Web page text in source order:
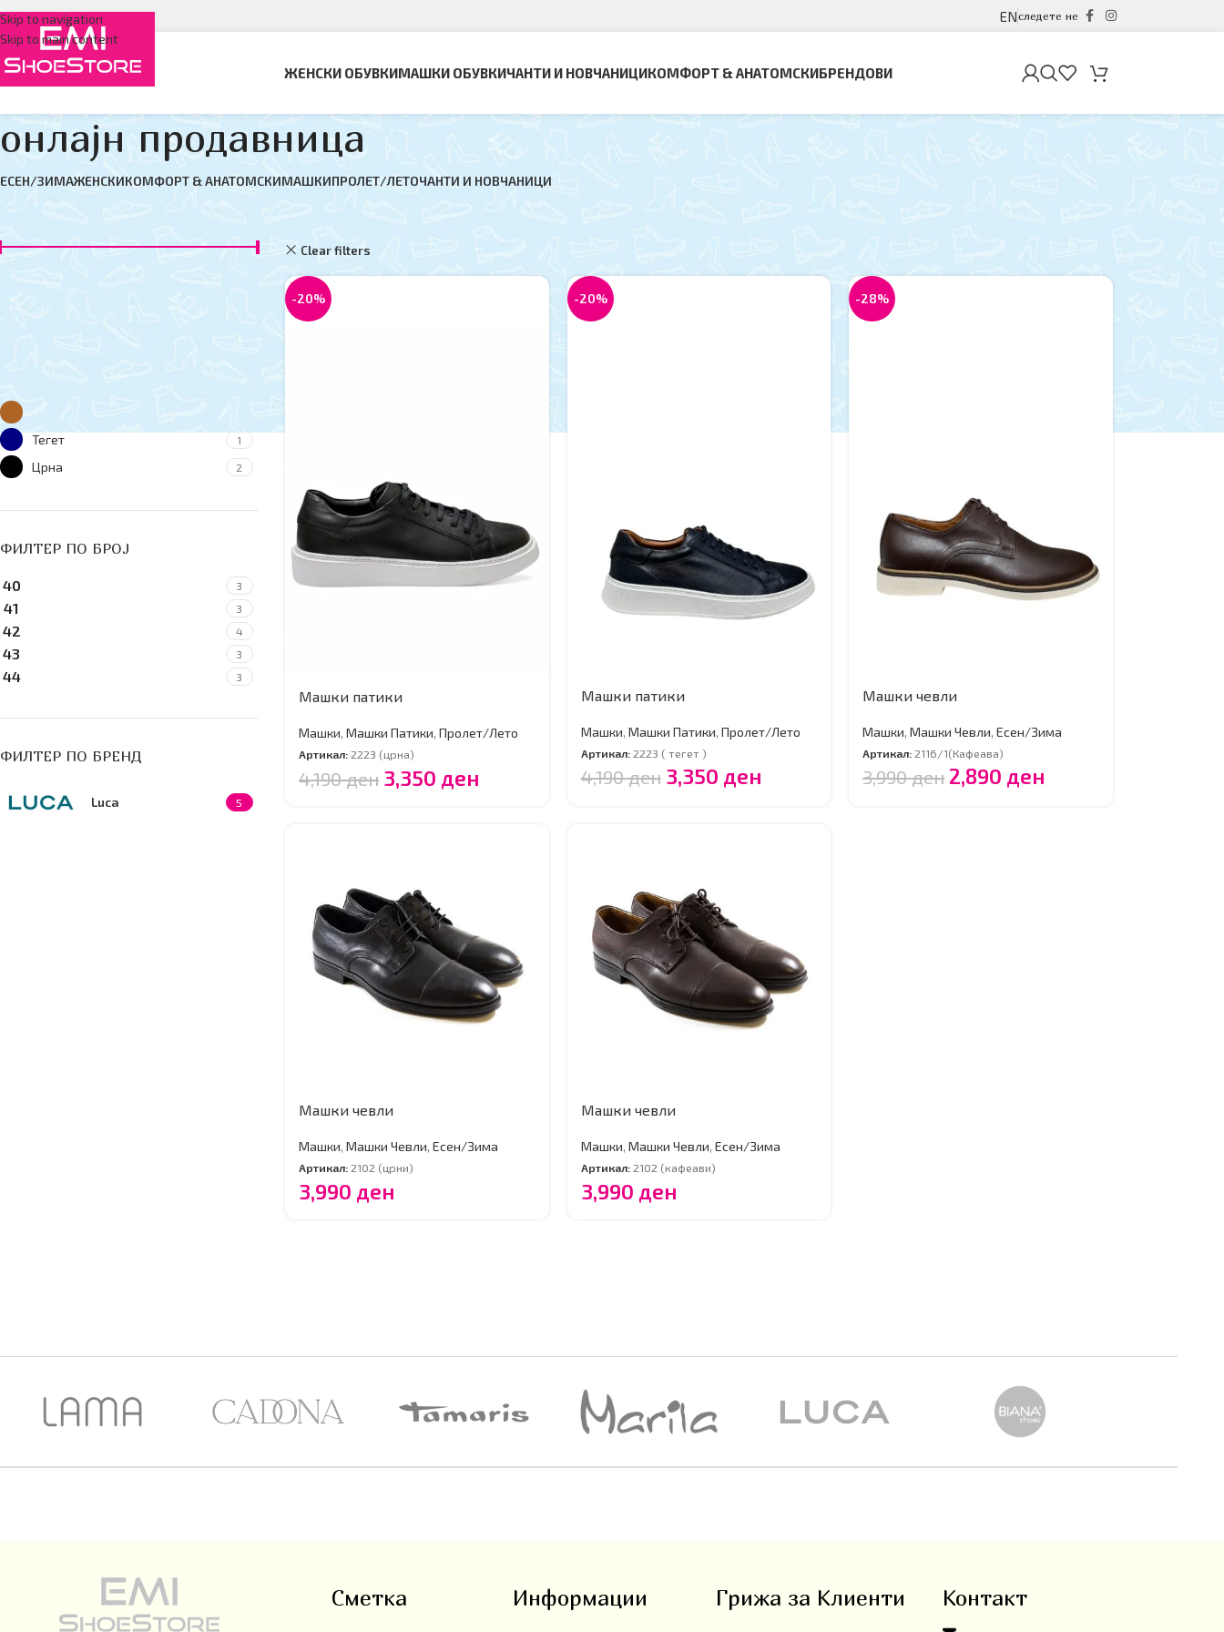
Skip to navigation
Skip to main content
ENследете не
ЖЕНСКИ ОБУВКИМАШКИ ОБУВКИЧАНТИ И НОВЧАНИЦИКОМФОРТ & АНАТОМСКИБРЕНДОВИ
онлајн продавница
ЕСЕН/ЗИМАЖЕНСКИКОМФОРТ & АНАТОМСКИМАШКИПРОЛЕТ/ЛЕТОЧАНТИ И НОВЧАНИЦИ
ФИЛТЕР ПО БОЈА
Тегет 1
Црна 2
ФИЛТЕР ПО БРОJ
40 3
41 3
42 4
43 3
44 3
ФИЛТЕР ПО БРЕНД
Luca 5
Clear filters
-20%
Машки патики
Машки, Машки Патики, Пролет/Лето
Артикал:2223 (црна)
4,190ден 3,350 ден
-20%
Машки патики
Машки, Машки Патики, Пролет/Лето
Артикал:2223 ( тегет )
4,190ден 3,350 ден
-28%
Машки чевли
Машки, Машки Чевли, Есен/Зима
Артикал:2116/1(Кафеава)
3,990ден 2,890 ден
Машки чевли
Машки, Машки Чевли, Есен/Зима
Артикал:2102 (црни)
3,990 ден
Машки чевли
Машки, Машки Чевли, Есен/Зима
Артикал:2102 (кафеави)
3,990 ден
Сметка Информации Грижа за Клиенти Контакт